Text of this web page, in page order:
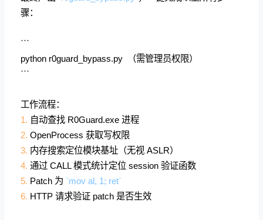
骤：
```
python r0guard_bypass.py （需管理员权限）
```
工作流程：
1. 自动查找 R0Guard.exe 进程
2. OpenProcess 获取写权限
3. 内存搜索定位模块基址（无视 ASLR）
4. 通过 CALL 模式统计定位 session 验证函数
5. Patch 为 `mov al, 1; ret`
6. HTTP 请求验证 patch 是否生效